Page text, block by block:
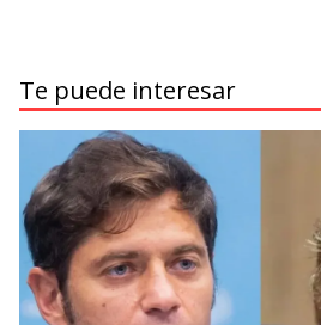
Te puede interesar